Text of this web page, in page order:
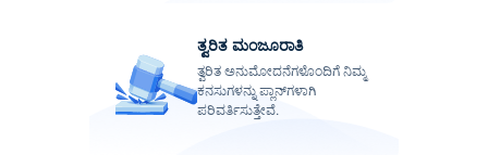
ತ್ವರಿತ ಮಂಜೂರಾತಿ
ತ್ವರಿತ ಅನುಮೋದನೆಗಳೊಂದಿಗೆ ನಿಮ್ಮ
ಕನಸುಗಳನ್ನು ಪ್ಲಾನ್‌ಗಳಾಗಿ
ಪರಿವರ್ತಿಸುತ್ತೇವೆ.